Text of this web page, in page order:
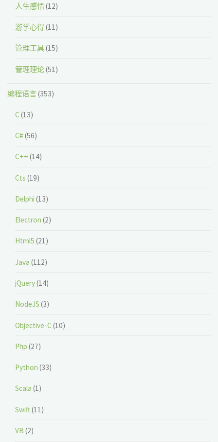
人生感悟(12)
游学心得(11)
管理工具(15)
管理理论(51)
编程语言(353)
C (13)
C# (56)
C++ (14)
Cts (19)
Delphi (13)
Electron (2)
Html5 (21)
Java (112)
jQuery(14)
NodeJS (3)
Objective-C (10)
Php (27)
Python (33)
Scala (1)
Swift(11)
VB (2)